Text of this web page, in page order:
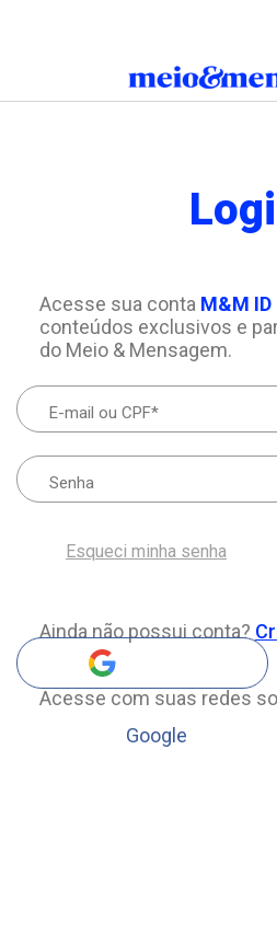
Acesse sua conta M&M ID
conteúdos exclusivos e
do Meio & Mensagem.
Esqueci minha senha
Ainda não possui conta?
Acesse com suas redes
Google